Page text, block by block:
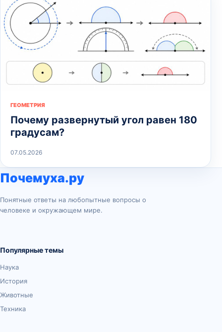
ГЕОМЕТРИЯ
Почему развернутый угол равен 180
градусам?
07.05.2026
Почемуха.ру
Понятные ответы на любопытные вопросы о
человеке и окружающем мире.
Популярные темы
Наука
История
Животные
Техника